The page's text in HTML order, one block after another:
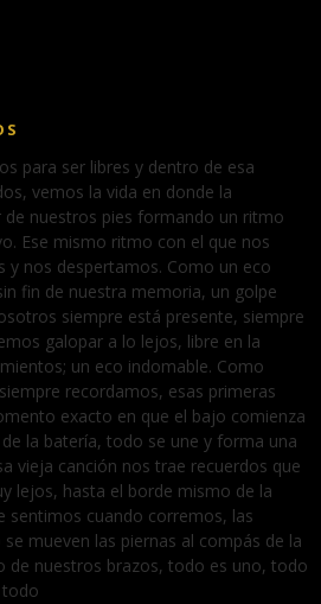
para ser libres y dentro de esa
vemos la vida en donde la
de nuestros pies formando un ritmo
Ese mismo ritmo con el que nos
nos despertamos. Como un eco
fin de nuestra memoria, un golpe
siempre está presente, siempre
galopar a lo lejos, libre en la
un eco indomable. Como
recordamos, esas primeras
exacto en que el bajo comienza
la batería, todo se une y forma una
vieja canción nos trae recuerdos que
lejos, hasta el borde mismo de la
sentimos cuando corremos, las
mueven las piernas al compás de la
de nuestros brazos, todo es uno, todo
todo